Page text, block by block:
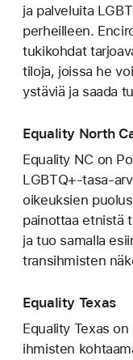
ja palveluita
perheilleen.
tukikohdat
tiloja, joissa he
ystäviä ja saada
Equality North
Equality NC on
LGBTQ+-tasa-
oikeuksien
painottaa etnistä
ja tuo samalla
transihmisten
Equality Texas
Equality Texas
ihmisten